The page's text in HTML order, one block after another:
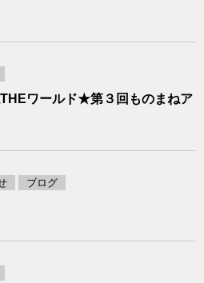
ワールド★第３回ものまねア
ブログ